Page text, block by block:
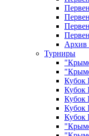
Турниры
Кубок
Кубок
Кубок
Кубок
Кубок